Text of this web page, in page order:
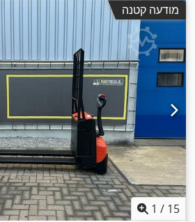
מודעה קטנה
1 / 15